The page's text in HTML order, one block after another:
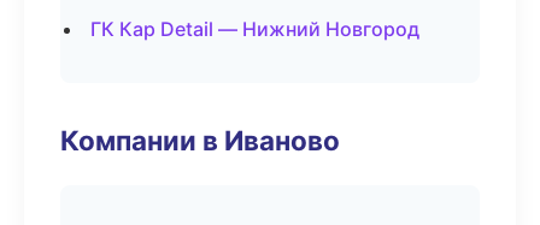
ГК Кар Detail — Нижний Новгород
Компании в Иваново